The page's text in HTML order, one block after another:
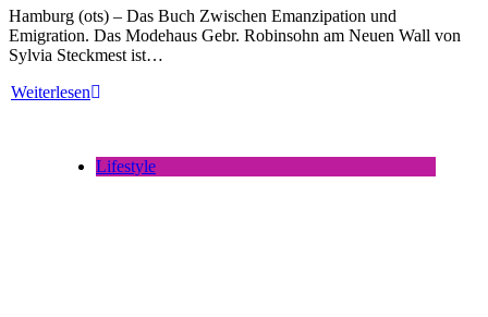
Hamburg (ots) – Das Buch Zwischen Emanzipation und
Emigration. Das Modehaus Gebr. Robinsohn am Neuen Wall von
Sylvia Steckmest ist…
Weiterlesen
Lifestyle